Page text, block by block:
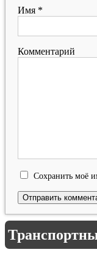
Имя *
Комментарий
Сохранить моё